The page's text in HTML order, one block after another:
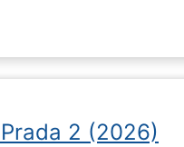
2 (2026)